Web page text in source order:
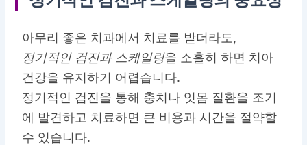
아무리 좋은 치과에서 치료를 받더라도,
정기적인 검진과 스케일링을 소홀히 하면 치아
건강을 유지하기 어렵습니다.
정기적인 검진을 통해 충치나 잇몸 질환을 조기
에 발견하고 치료하면 큰 비용과 시간을 절약할
수 있습니다.